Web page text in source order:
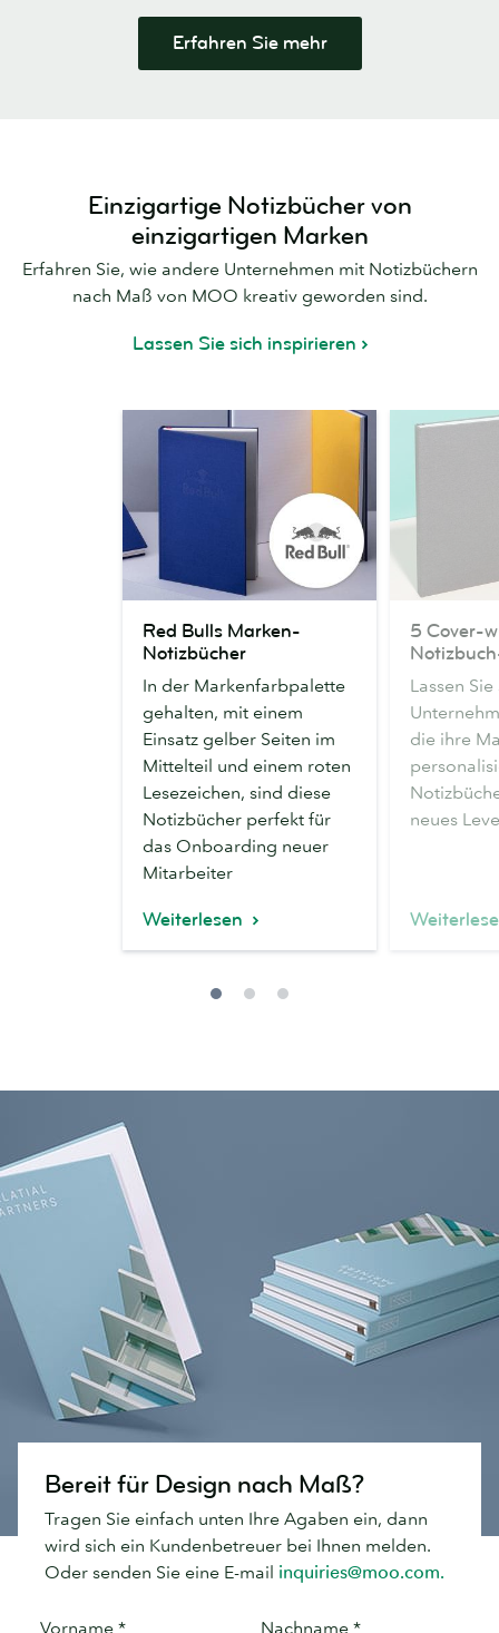
Erfahren Sie mehr
Einzigartige Notizbücher von
einzigartigen Marken
Erfahren Sie, wie andere Unternehmen mit Notizbüchern
nach Maß von MOO kreativ geworden sind.
Lassen Sie sich inspirieren
Bulls
Marken-
Notizbücher
Red Bulls Marken-
Notizbücher
In der Markenfarbpalette
gehalten, mit einem
Einsatz gelber Seiten im
Mittelteil und einem roten
Lesezeichen, sind diese
Notizbücher perfekt für
das Onboarding neuer
Mitarbeiter
Weiterlesen
Cover-
würdige
Notizbuch-
Designs
5 Cover-
Lassen
die ihre
neues
Bereit für Design nach Maß?
Tragen Sie einfach unten Ihre Agaben ein, dann
wird sich ein Kundenbetreuer bei Ihnen melden.
Oder senden Sie eine E-mail inquiries@moo.com.